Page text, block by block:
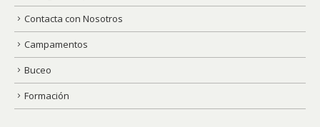
Contacta con Nosotros
Campamentos
Buceo
Formación